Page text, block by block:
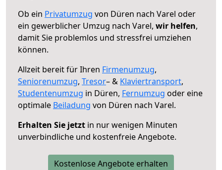
Ob ein Privatumzug von Düren nach Varel oder
ein gewerblicher Umzug nach Varel, wir helfen,
damit Sie problemlos und stressfrei umziehen
können.
Allzeit bereit für Ihren Firmenumzug,
Seniorenumzug, Tresor– & Klaviertransport,
Studentenumzug in Düren, Fernumzug oder eine
optimale Beiladung von Düren nach Varel.
Erhalten Sie jetzt in nur wenigen Minuten
unverbindliche und kostenfreie Angebote.
Kostenlose Angebote erhalten